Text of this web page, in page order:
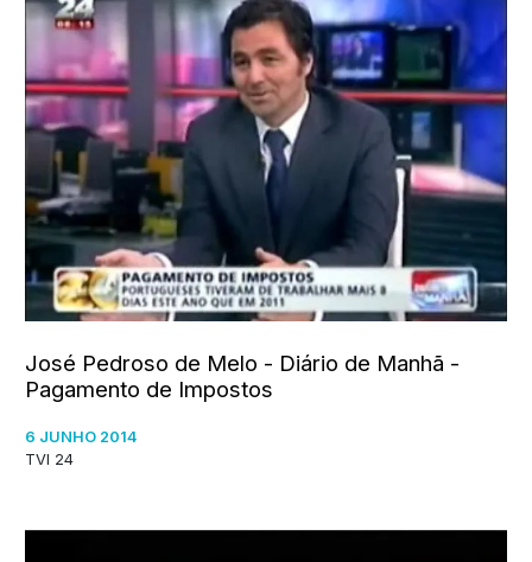
José Pedroso de Melo - Diário de Manhã -
Pagamento de Impostos
6 JUNHO 2014
TVI 24